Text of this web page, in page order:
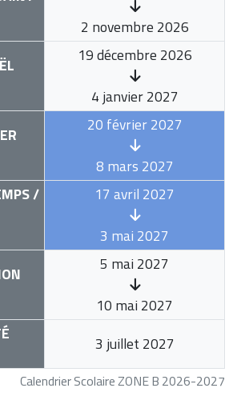
Calendrier Scolaire ZONE B 2026-2027
2 novembre 2026
19 décembre 2026
4 janvier 2027
20 février 2027
8 mars 2027
/
17 avril 2027
3 mai 2027
5 mai 2027
10 mai 2027
3 juillet 2027